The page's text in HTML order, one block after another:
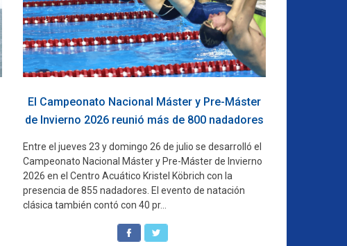
El Campeonato Nacional Máster y Pre-Máster
de Invierno 2026 reunió más de 800 nadadores
Entre el jueves 23 y domingo 26 de julio se desarrolló el
Campeonato Nacional Máster y Pre-Máster de Invierno
2026 en el Centro Acuático Kristel Köbrich con la
presencia de 855 nadadores. El evento de natación
clásica también contó con 40 pr...